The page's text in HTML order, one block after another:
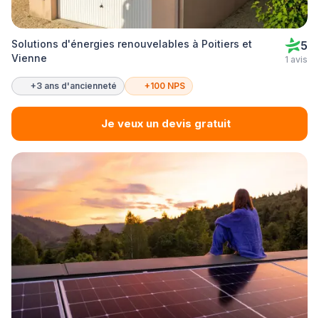
Solutions d'énergies renouvelables à Poitiers et
Vienne
5
1 avis
+3 ans d'ancienneté +100 NPS
Je veux un devis gratuit